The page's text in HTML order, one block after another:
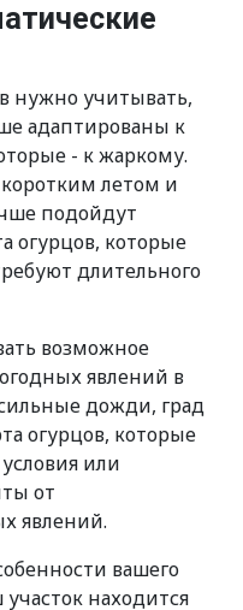
нужно учитывать,
адаптированы к
- к жаркому.
летом и
подойдут
огурцов, которые
длительного
возможное
явлений в
дожди, град
огурцов, которые
или
от
явлений.
вашего
находится